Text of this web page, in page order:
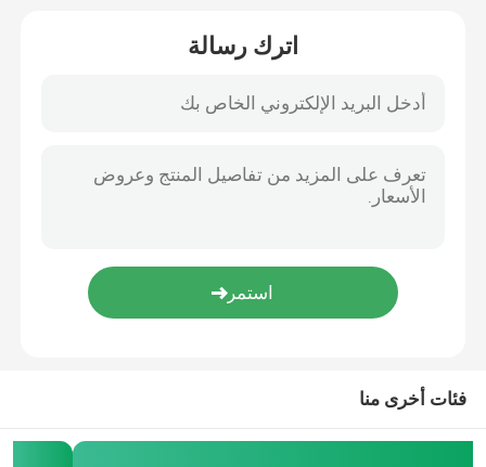
اترك رسالة
فئات أخرى منا